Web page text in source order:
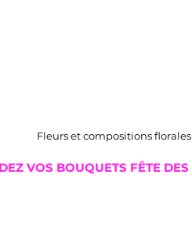
Fleurs et compositions florales